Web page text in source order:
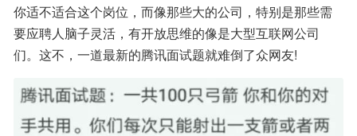
你适不适合这个岗位，而像那些大的公司，特别是那些需
要应聘人脑子灵活，有开放思维的像是大型互联网公司
们。这不，一道最新的腾讯面试题就难倒了众网友!